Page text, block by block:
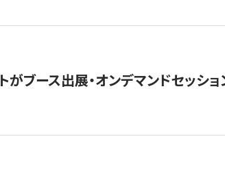
がブース出展・オンデマンドセッシ